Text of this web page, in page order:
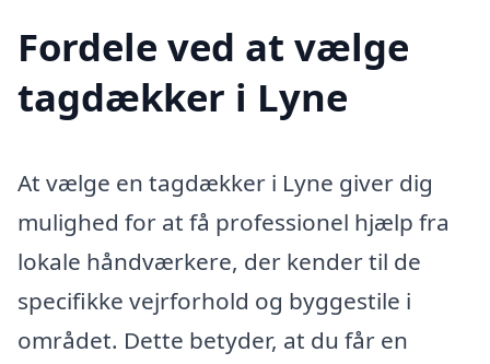
Fordele ved at vælge
tagdækker i Lyne
At vælge en tagdækker i Lyne giver dig
mulighed for at få professionel hjælp fra
lokale håndværkere, der kender til de
specifikke vejrforhold og byggestile i
området. Dette betyder, at du får en